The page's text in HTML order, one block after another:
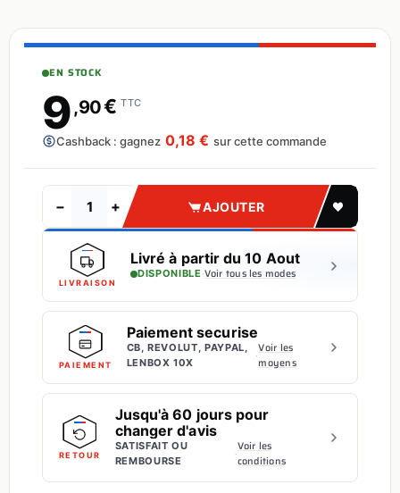
EN STOCK
9,90€ TTC
Cashback : gagnez 0,18 € sur cette commande
− + AJOUTER
LIVRAISON
Livré à partir du 10 Aout
DISPONIBLE ·Voir tous les modes
PAIEMENT
Paiement securise
CB, REVOLUT, PAYPAL,
LENBOX 10X
·Voir les
moyens
RETOUR
Jusqu'à 60 jours pour
changer d'avis
SATISFAIT OU
REMBOURSE
·Voir les
conditions